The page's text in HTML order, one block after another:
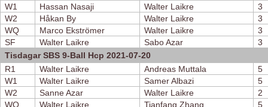
W1
Hassan Nasaji Walter Laikre
3
W2
Håkan By Walter Laikre
3
WQ
Marco Ekströmer Walter Laikre
3
SF
Walter Laikre Sabo Azar
3
Tisdagar SBS 9-Ball Hcp 2021-07-20
R1
Walter Laikre Andreas Muttala
5
W1
Walter Laikre Samer Albazi
5
W2
Sanne Azar Walter Laikre
2
WQ
Walter Laikre Tianfang Zhang
5